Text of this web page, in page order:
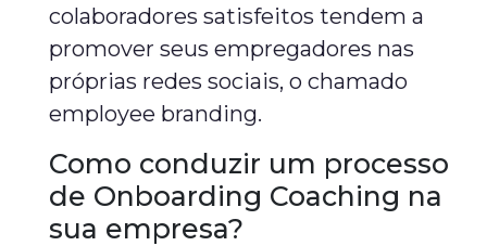
colaboradores satisfeitos tendem a
promover seus empregadores nas
próprias redes sociais, o chamado
employee branding.
Como conduzir um processo
de Onboarding Coaching na
sua empresa?